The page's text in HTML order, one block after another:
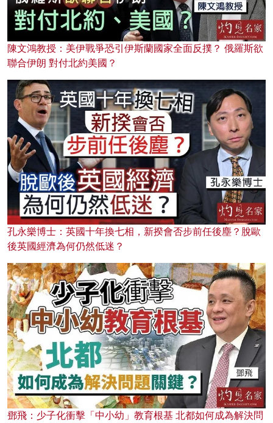
陳文鴻教授：美伊戰爭恐引伊斯蘭國家全面反撲？ 俄羅斯欲
聯合伊朗 對付北約美國？
孔永樂博士：英國十年換七相，新揆會否步前任後塵？脫歐
後英國經濟為何仍然低迷？
鄧飛：少子化衝擊「中小幼」教育根基 北都如何成為解決問